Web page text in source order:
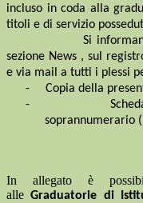
incluso in coda alla
titoli e di servizio
Si
sezione News , sul
e via mail a tutti i plessi
-
Copia della
-
soprannumerario
In allegato è
alleGraduatorie di